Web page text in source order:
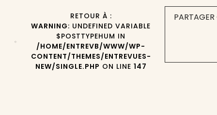
RETOUR À :
WARNING: UNDEFINED VARIABLE
$POSTTYPEHUM IN
/HOME/ENTREVB/WWW/WP-
CONTENT/THEMES/ENTREVUES-
NEW/SINGLE.PHP ON LINE 147